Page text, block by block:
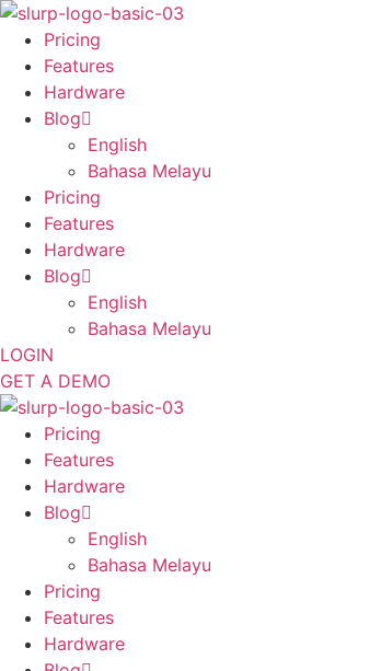
Skip
content
Pricing
Features
Hardware
Blog
English
Bahasa Melayu
Pricing
Features
Hardware
Blog
English
Bahasa Melayu
LOGIN
GET A DEMO
Pricing
Features
Hardware
Blog
English
Bahasa Melayu
Pricing
Features
Hardware